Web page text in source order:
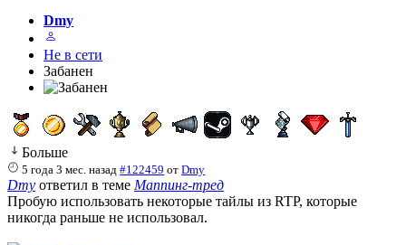
Dmy
Не в сети
Забанен
Больше
5 года 3 мес. назад #122459 отDmy
Dmy ответил в теме Маппинг-тред
Пробую использовать некоторые тайлы из RTP, которые
никогда раньше не использовал.